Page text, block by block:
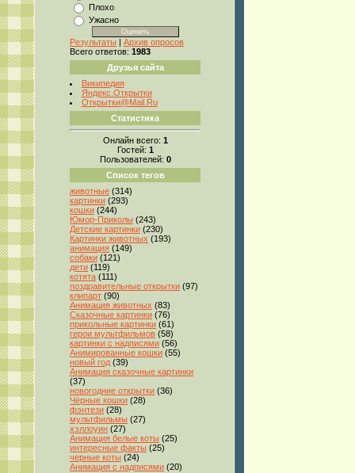
Плохо
Ужасно
Результаты | Архив опросов
Всего ответов: 1983
Друзья сайта
Википедия
Яндекс.Открытки
Открытки@Mail.Ru
Статистика
Онлайн всего: 1
Гостей: 1
Пользователей: 0
Список тегов
животные (314)
картинки (293)
кошки (244)
Юмор-Приколы (243)
Детские картинки (230)
Картинки животных (193)
анимация (149)
собаки (121)
дети (119)
котята (111)
поздравительные открытки (97)
клипарт (90)
Анимация животных (83)
Сказочные картинки (76)
прикольные картинки (61)
герои мультфильмов (58)
картинки с надписями (56)
Анимированные кошки (55)
новый год (39)
Анимация сказочные картинки
(37)
новогодние открытки (36)
Чёрные кошки (28)
фэнтези (28)
мультфильмы (27)
хэллоуин (27)
Анимация белые коты (25)
интересные факты (25)
черные коты (24)
Анимация с надписями (20)